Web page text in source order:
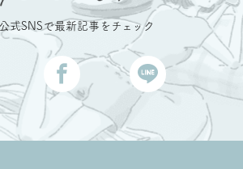
式SNSで最新記事をチェック